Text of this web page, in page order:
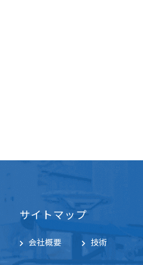
サイトマップ
会社概要 技術